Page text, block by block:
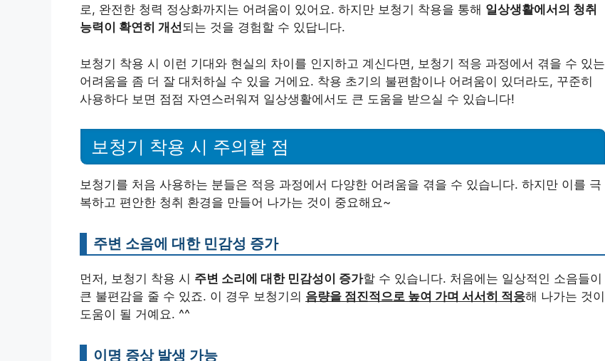
로, 완전한 청력 정상화까지는 어려움이 있어요. 하지만 보청기 착용을 통해 일상생활에서의 청취
능력이 확연히 개선되는 것을 경험할 수 있답니다.
보청기 착용 시 이런 기대와 현실의 차이를 인지하고 계신다면, 보청기 적응 과정에서 겪을 수 있는
어려움을 좀 더 잘 대처하실 수 있을 거에요. 착용 초기의 불편함이나 어려움이 있더라도, 꾸준히
사용하다 보면 점점 자연스러워져 일상생활에서도 큰 도움을 받으실 수 있습니다!
보청기 착용 시 주의할 점
보청기를 처음 사용하는 분들은 적응 과정에서 다양한 어려움을 겪을 수 있습니다. 하지만 이를 극
복하고 편안한 청취 환경을 만들어 나가는 것이 중요해요~
주변 소음에 대한 민감성 증가
먼저, 보청기 착용 시 주변 소리에 대한 민감성이 증가할 수 있습니다. 처음에는 일상적인 소음들이
큰 불편감을 줄 수 있죠. 이 경우 보청기의 음량을 점진적으로 높여 가며 서서히 적응해 나가는 것이
도움이 될 거예요. ^^
이명 증상 발생 가능